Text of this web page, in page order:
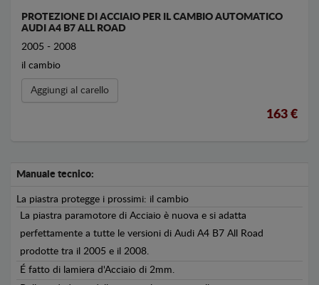
PROTEZIONE DI ACCIAIO PER IL CAMBIO AUTOMATICO
AUDI A4 B7 ALL ROAD
2005 - 2008
il cambio
Aggiungi al carello
163 €
Manuale tecnico:
La piastra protegge i prossimi: il cambio
La piastra paramotore di Acciaio è nuova e si adatta
perfettamente a tutte le versioni di Audi A4 B7 All Road
prodotte tra il 2005 e il 2008.
É fatto di lamiera d'Acciaio di 2mm.